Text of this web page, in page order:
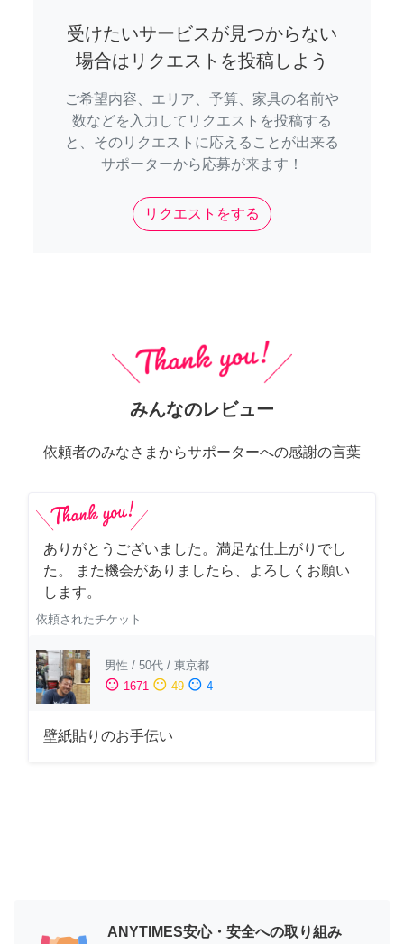
受けたいサービスが見つからない
場合はリクエストを投稿しよう
ご希望内容、エリア、予算、家具の名前や
数などを入力してリクエストを投稿する
と、そのリクエストに応えることが出来る
サポーターから応募が来ます！
リクエストをする
みんなのレビュー
依頼者のみなさまからサポーターへの感謝の言葉
ありがとうございました。満足な仕上がりでし
た。 また機会がありましたら、よろしくお願い
します。
依頼されたチケット
男性 / 50代 / 東京都
sentiment_satisfied 1671 sentiment_neutral 49 sentiment_dissatisfied 4
壁紙貼りのお手伝い
ANYTIMES安心・安全への取り組み